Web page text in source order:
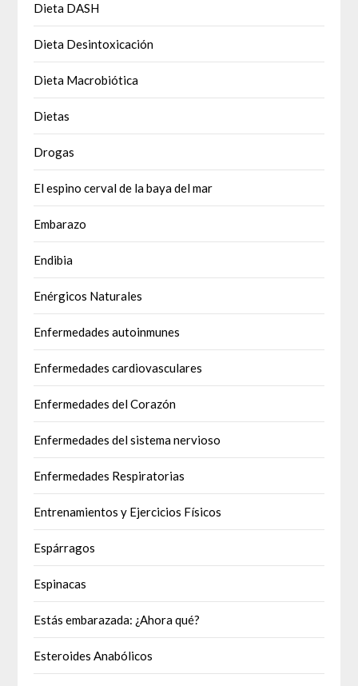
Dieta DASH
Dieta Desintoxicación
Dieta Macrobiótica
Dietas
Drogas
El espino cerval de la baya del mar
Embarazo
Endibia
Enérgicos Naturales
Enfermedades autoinmunes
Enfermedades cardiovasculares
Enfermedades del Corazón
Enfermedades del sistema nervioso
Enfermedades Respiratorias
Entrenamientos y Ejercicios Físicos
Espárragos
Espinacas
Estás embarazada: ¿Ahora qué?
Esteroides Anabólicos